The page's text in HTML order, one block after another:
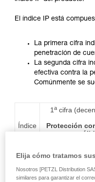
El índice IP está
La primera cifra
penetración de
La segunda cifra
efectiva contra la
Comúnmente se
Índice
1a cifra
Protección
cuerpos
Elija cómo tratamos
Nosotros [PETZL Distribution
similares para garantizar el